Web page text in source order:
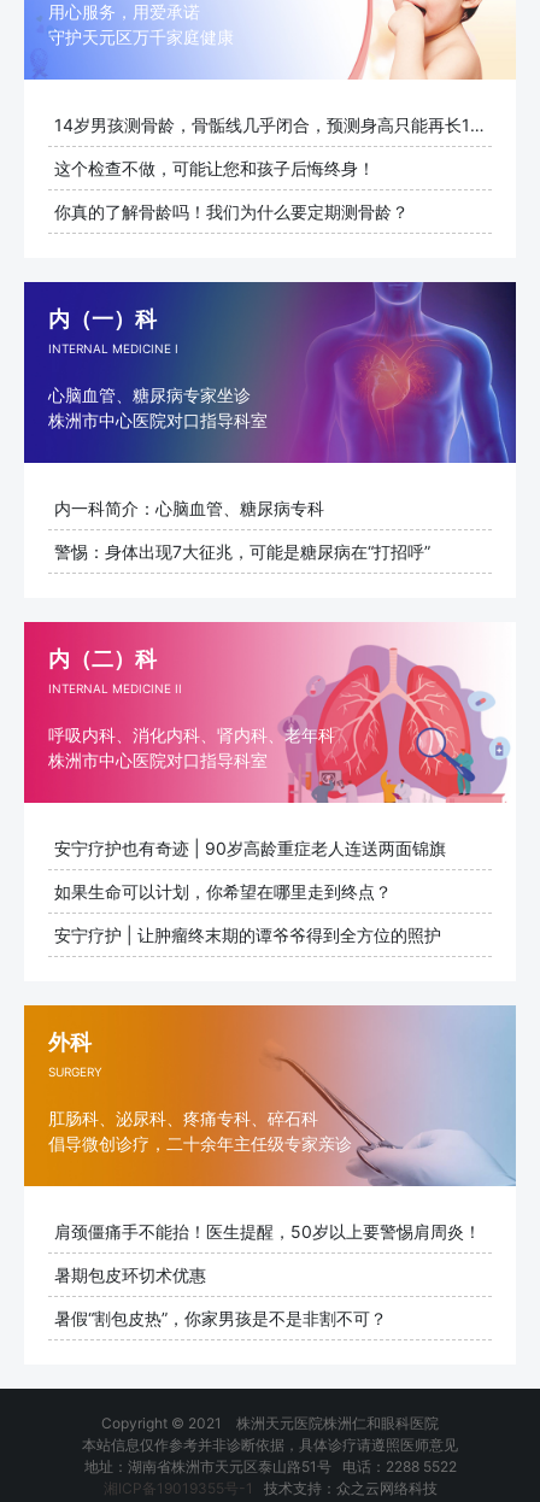
用心服务，用爱承诺
守护天元区万千家庭健康
14岁男孩测骨龄，骨骺线几乎闭合，预测身高只能再长1cm
这个检查不做，可能让您和孩子后悔终身！
你真的了解骨龄吗！我们为什么要定期测骨龄？
内（一）科
INTERNAL MEDICINE I
心脑血管、糖尿病专家坐诊
株洲市中心医院对口指导科室
内一科简介：心脑血管、糖尿病专科
警惕：身体出现7大征兆，可能是糖尿病在“打招呼”
内（二）科
INTERNAL MEDICINE II
呼吸内科、消化内科、肾内科、老年科
株洲市中心医院对口指导科室
安宁疗护也有奇迹 | 90岁高龄重症老人连送两面锦旗
如果生命可以计划，你希望在哪里走到终点？
​安宁疗护 | 让肿瘤终末期的谭爷爷得到全方位的照护
外科
SURGERY
肛肠科、泌尿科、疼痛专科、碎石科
倡导微创诊疗，二十余年主任级专家亲诊
肩颈僵痛手不能抬！医生提醒，50岁以上要警惕肩周炎！
暑期包皮环切术优惠
暑假“割包皮热”，你家男孩是不是非割不可？
Copyright © 2021 株洲天元医院株洲仁和眼科医院
本站信息仅作参考并非诊断依据，具体诊疗请遵照医师意见
地址：湖南省株洲市天元区泰山路51号 电话：2288 5522
湘ICP备19019355号-1 技术支持：众之云网络科技